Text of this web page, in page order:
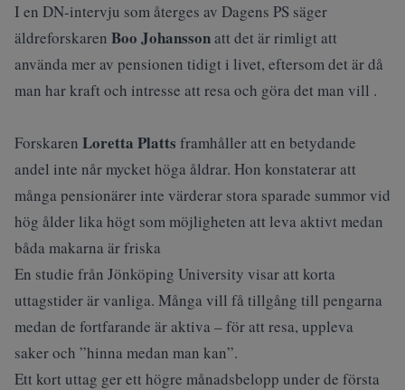
I en DN‑intervju som återges av Dagens PS säger
äldreforskaren Boo Johanssonatt det är rimligt att
använda mer av pensionen tidigt i livet, eftersom det är då
man har kraft och intresse att resa och göra det man vill .
Forskaren Loretta Platts framhåller att en betydande
andel inte når mycket höga åldrar. Hon konstaterar att
många pensionärer inte värderar stora sparade summor vid
hög ålder lika högt som möjligheten att leva aktivt medan
båda makarna är friska
En studie från Jönköping University visar att korta
uttagstider är vanliga. Många vill få tillgång till pengarna
medan de fortfarande är aktiva – för att resa, uppleva
saker och ”hinna medan man kan”.
Ett kort uttag ger ett högre månadsbelopp under de första